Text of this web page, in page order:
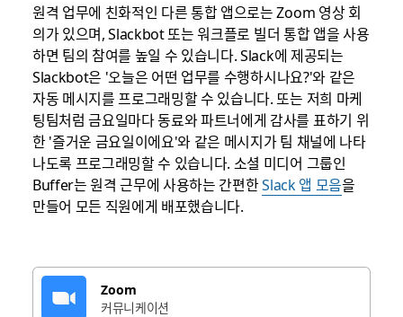
원격 업무에 친화적인 다른 통합 앱으로는 Zoom 영상 회
의가 있으며, Slackbot 또는 워크플로 빌더 통합 앱을 사용
하면 팀의 참여를 높일 수 있습니다. Slack에 제공되는
Slackbot은 '오늘은 어떤 업무를 수행하시나요?'와 같은
자동 메시지를 프로그래밍할 수 있습니다. 또는 저희 마케
팅팀처럼 금요일마다 동료와 파트너에게 감사를 표하기 위
한 '즐거운 금요일이에요'와 같은 메시지가 팀 채널에 나타
나도록 프로그래밍할 수 있습니다. 소셜 미디어 그룹인
Buffer는 원격 근무에 사용하는 간편한Slack 앱 모음을
만들어 모든 직원에게 배포했습니다.
Zoom
커뮤니케이션